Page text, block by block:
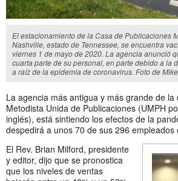
El estacionamiento de la Casa de Publicaciones
Nashville, estado de Tennessee, se encuentra
viernes 1 de mayo de 2020. La agencia anunció
cuarta parte de su personal, en parte debido a la
a raíz de la epidemia de coronavirus. Foto de
La agencia más antigua y más grande de la
Metodista Unida de Publicaciones (UMPH
inglés), está sintiendo los efectos de la
despedirá a unos 70 de sus 296 empleados
El Rev. Brian Milford, presidente
y editor, dijo que se pronostica
que los niveles de ventas